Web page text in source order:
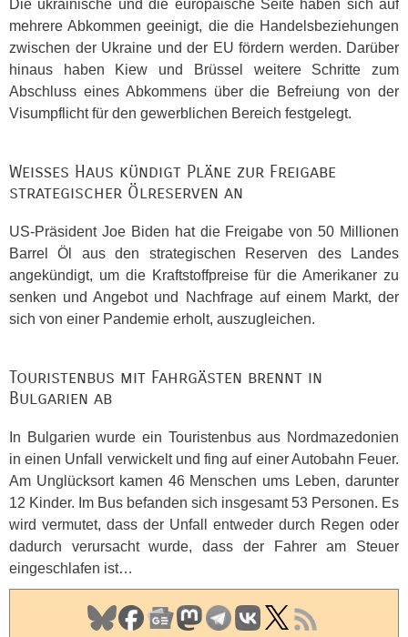
Die ukrainische und die europäische Seite haben sich auf
mehrere Abkommen geeinigt, die die Handelsbeziehungen
zwischen der Ukraine und der EU fördern werden. Darüber
hinaus haben Kiew und Brüssel weitere Schritte zum
Abschluss eines Abkommens über die Befreiung von der
Visumpflicht für den gewerblichen Bereich festgelegt.
Weißes Haus kündigt Pläne zur Freigabe
strategischer Ölreserven an
US-Präsident Joe Biden hat die Freigabe von 50 Millionen
Barrel Öl aus den strategischen Reserven des Landes
angekündigt, um die Kraftstoffpreise für die Amerikaner zu
senken und Angebot und Nachfrage auf einem Markt, der
sich von einer Pandemie erholt, auszugleichen.
Touristenbus mit Fahrgästen brennt in
Bulgarien ab
In Bulgarien wurde ein Touristenbus aus Nordmazedonien
in einen Unfall verwickelt und fing auf einer Autobahn Feuer.
Am Unglücksort kamen 46 Menschen ums Leben, darunter
12 Kinder. Im Bus befanden sich insgesamt 53 Personen. Es
wird vermutet, dass der Unfall entweder durch Regen oder
dadurch verursacht wurde, dass der Fahrer am Steuer
eingeschlafen ist…